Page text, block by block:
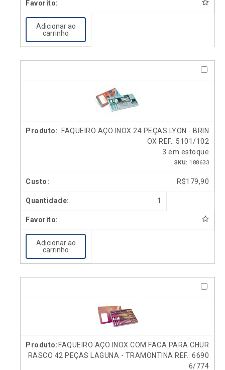
Adicionar ao
carrinho
FAQUEIRO AÇO INOX 24 PEÇAS LYON - BRIN
OX REF.: 5101/102
3 em estoque
SKU: 188633
R$179,90
1
Adicionar ao
carrinho
FAQUEIRO AÇO INOX COM FACA PARA CHUR
RASCO 42 PEÇAS LAGUNA - TRAMONTINA REF.: 6690
6/774